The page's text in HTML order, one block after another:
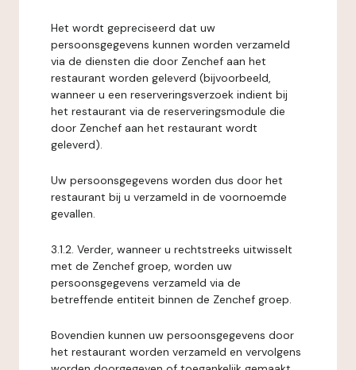
Het wordt gepreciseerd dat uw
persoonsgegevens kunnen worden verzameld
via de diensten die door Zenchef aan het
restaurant worden geleverd (bijvoorbeeld,
wanneer u een reserveringsverzoek indient bij
het restaurant via de reserveringsmodule die
door Zenchef aan het restaurant wordt
geleverd).
Uw persoonsgegevens worden dus door het
restaurant bij u verzameld in de voornoemde
gevallen.
3.1.2. Verder, wanneer u rechtstreeks uitwisselt
met de Zenchef groep, worden uw
persoonsgegevens verzameld via de
betreffende entiteit binnen de Zenchef groep.
Bovendien kunnen uw persoonsgegevens door
het restaurant worden verzameld en vervolgens